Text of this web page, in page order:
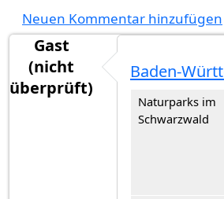
Neuen Kommentar hinzufügen
Gast
(nicht
überprüft)
Baden-
Naturparks im